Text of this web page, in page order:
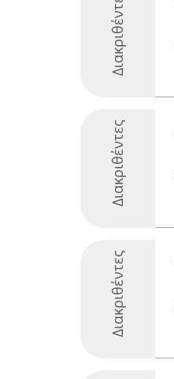
Διακριθέντες
Διακριθέντες
Διακριθέντες